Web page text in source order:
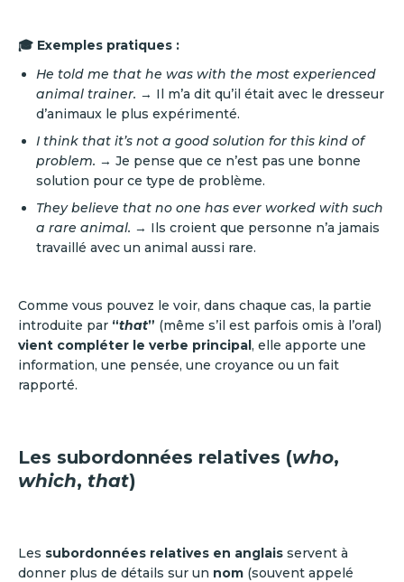
🎓 Exemples pratiques :
He told me that he was with the most experienced
animal trainer. → Il m’a dit qu’il était avec le dresseur
d’animaux le plus expérimenté.
I think that it’s not a good solution for this kind of
problem. → Je pense que ce n’est pas une bonne
solution pour ce type de problème.
They believe that no one has ever worked with such
a rare animal. → Ils croient que personne n’a jamais
travaillé avec un animal aussi rare.
Comme vous pouvez le voir, dans chaque cas, la partie
introduite par “that” (même s’il est parfois omis à l’oral)
vient compléter le verbe principal, elle apporte une
information, une pensée, une croyance ou un fait
rapporté.
Les subordonnées relatives (who,
which, that)
Les subordonnées relatives en anglais servent à
donner plus de détails sur un nom (souvent appelé